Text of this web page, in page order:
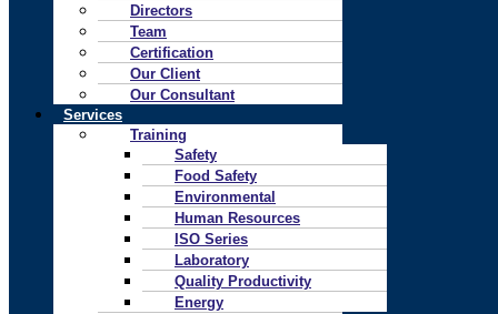
Directors
Team
Certification
Our Client
Our Consultant
Services
Training
Safety
Food Safety
Environmental
Human Resources
ISO Series
Laboratory
Quality Productivity
Energy